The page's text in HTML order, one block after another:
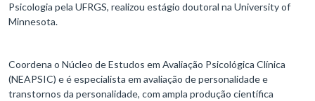
Psicologia pela UFRGS, realizou estágio doutoral na University of
Minnesota.
Coordena o Núcleo de Estudos em Avaliação Psicológica Clínica
(NEAPSIC) e é especialista em avaliação de personalidade e
transtornos da personalidade, com ampla produção científica